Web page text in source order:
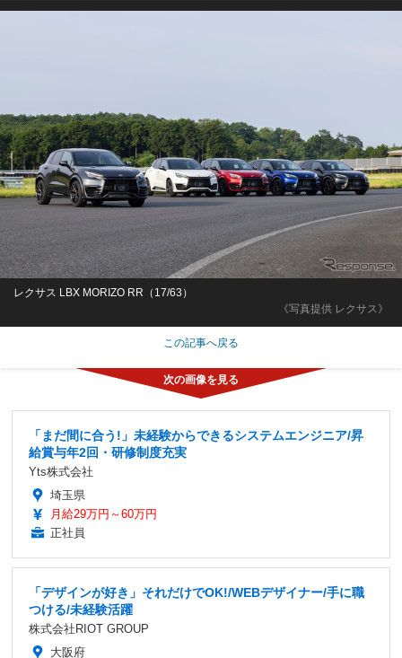
《写真提供 レクサス》
レクサス LBX MORIZO RR（17/63）
この記事へ戻る
「まだ間に合う!」未経験からできるシステムエンジニア/昇
給賞与年2回・研修制度充実
Yts株式会社
埼玉県
月給29万円～60万円
正社員
「デザインが好き」それだけでOK!/WEBデザイナー/手に職
つける/未経験活躍
株式会社RIOT GROUP
大阪府